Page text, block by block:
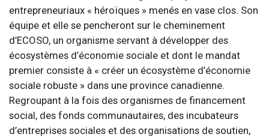
entrepreneuriaux « héroïques » menés en vase clos. Son
équipe et elle se pencheront sur le cheminement
d’ECOSO, un organisme servant à développer des
écosystèmes d’économie sociale et dont le mandat
premier consiste à « créer un écosystème d’économie
sociale robuste » dans une province canadienne.
Regroupant à la fois des organismes de financement
social, des fonds communautaires, des incubateurs
d’entreprises sociales et des organisations de soutien,